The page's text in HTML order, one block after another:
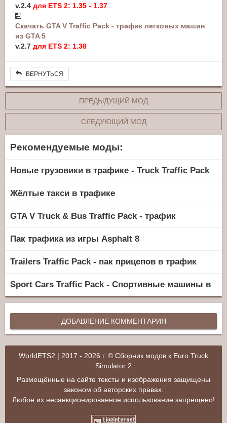
v.2.4 для ETS 2: 1.35 - 1.37
Скачать GTA V Traffic Pack - трафик легковых машин
из GTA 5
v.2.7 для ETS 2: 1.38
ВЕРНУТЬСЯ
ПРЕДЫДУЩИЙ МОД
СЛЕДУЮЩИЙ МОД
Рекомендуемые моды:
Новые грузовики в трафике - Truck Traffic Pack
Жёлтые такси в трафике
GTA V Truck & Bus Traffic Pack - трафик
Пак трафика из игры Asphalt 8
Trailers Traffic Pack - пак прицепов в трафик
Sport Cars Traffic Pack - Спортивные машины в
ДОБАВЛЕНИЕ КОММЕНТАРИЯ
WorldETS2 | 2017 - 2026 г. © Сборник модов к Euro Truck
Simulator 2
Размещённые на сайте тексты и изображения защищены
законом об авторских правах.
Любое их несанкционированное использование запрещено!